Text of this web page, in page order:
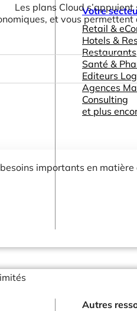
Votre
Retail &
Hotels &
Restaurants
Santé &
Editeurs
Agences
Consulting
et plus
Autres
Les plans Cloud
et vous
importants en matière